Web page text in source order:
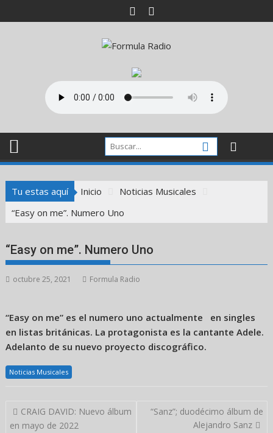
al
Tu estas aquí Inicio
Noticias Musicales
“Easy on me”. Numero Uno
“Easy on me”. Numero Uno
octubre 25, 2021 Formula Radio
“Easy on me” es el numero uno actualmente en singles
en listas británicas. La protagonista es la cantante Adele.
Adelanto de su nuevo proyecto discográfico.
Noticias Musicales
Navegación
de
CRAIG DAVID: Nuevo álbum
en mayo de 2022
“Sanz”; duodécimo álbum de
Alejandro Sanz